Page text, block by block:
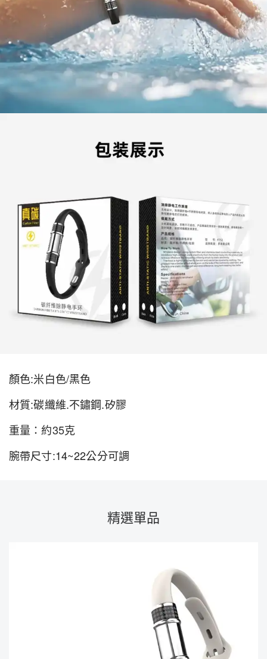
顏色:米白色/黑色
材質:碳纖維.不鏽鋼.矽膠
重量：約35克
腕帶尺寸:14~22公分可調
精選單品